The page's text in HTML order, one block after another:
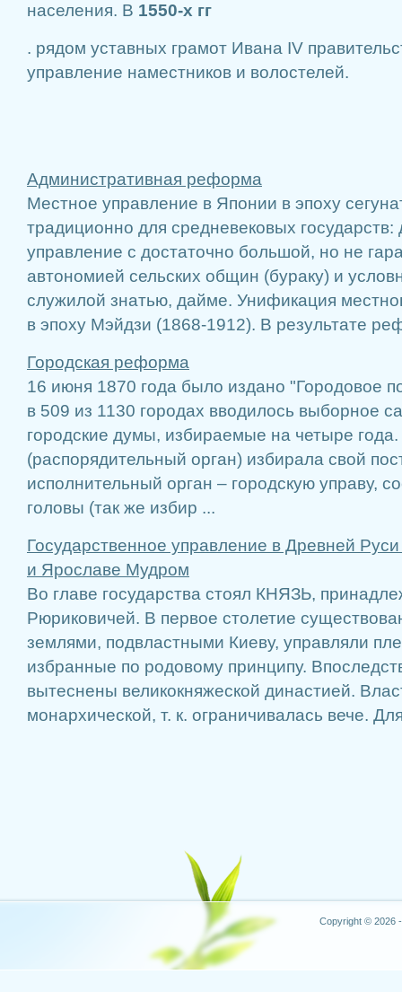
населения. В 1550-х гг
. рядом уставных грамот Ивана IV
управление наместников и волостелей.
Административная реформа
Местное управление в Японии в эпоху
традиционно для средневековых
управление с достаточно большой, но не
автономией сельских общин (бураку) и
служилой знатью, дайме. Унификация
в эпоху Мэйдзи (1868-1912). В результате
Городская реформа
16 июня 1870 года было издано "Городовое
в 509 из 1130 городах вводилось выборное
городские думы, избираемые на четыре
(распорядительный орган) избирала свой
исполнительный орган – городскую управу,
головы (так же избир ...
Государственное управление в Древней
и Ярославе Мудром
Во главе государства стоял КНЯЗЬ,
Рюриковичей. В первое столетие
землями, подвластными Киеву, управляли
избранные по родовому принципу.
вытеснены великокняжеской династией.
монархической, т. к. ограничивалась вече.
Copyright © 2026